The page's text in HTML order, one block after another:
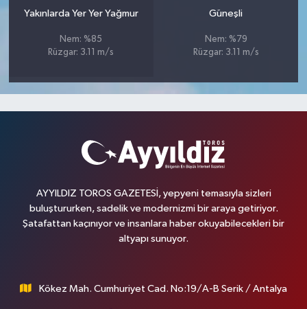
Yakınlarda Yer Yer Yağmur
Nem: %85
Rüzgar: 3.11 m/s
Güneşli
Nem: %79
Rüzgar: 3.11 m/s
AYYILDIZ TOROS GAZETESİ, yepyeni temasıyla sizleri
buluştururken, sadelik ve modernizmi bir araya getiriyor.
Şatafattan kaçınıyor ve insanlara haber okuyabilecekleri bir
altyapı sunuyor.
Kökez Mah. Cumhuriyet Cad. No:19/A-B Serik / Antalya